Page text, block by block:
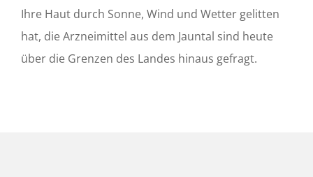
Ihre Haut durch Sonne, Wind und Wetter gelitten
hat, die Arzneimittel aus dem Jauntal sind heute
über die Grenzen des Landes hinaus gefragt.